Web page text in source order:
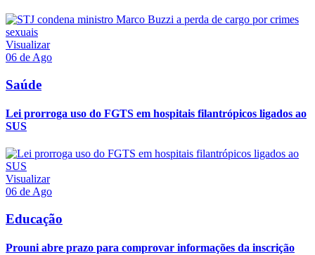
Visualizar
06 de Ago
Saúde
Lei prorroga uso do FGTS em hospitais filantrópicos ligados ao
SUS
Visualizar
06 de Ago
Educação
Prouni abre prazo para comprovar informações da inscrição